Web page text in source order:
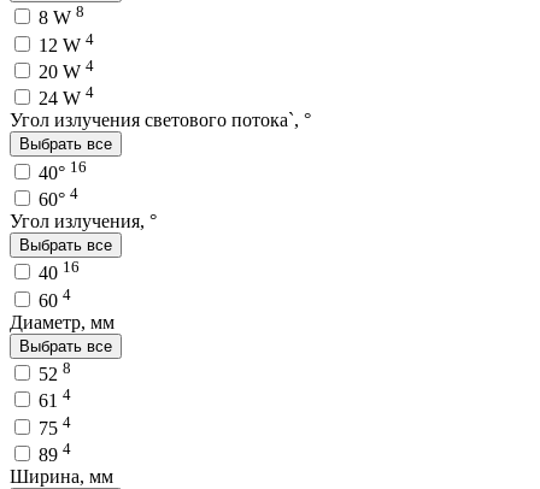
8 W 8
12 W 4
20 W 4
24 W 4
Угол излучения светового потока`, °
Выбрать все
40° 16
60° 4
Угол излучения, °
Выбрать все
40 16
60 4
Диаметр, мм
Выбрать все
52 8
61 4
75 4
89 4
Ширина, мм